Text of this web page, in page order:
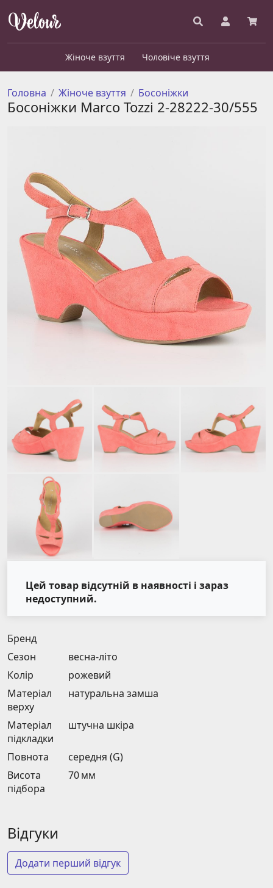
Жіноче взуття Чоловіче взуття
Головна Жіноче взуття Босоніжки
Босоніжки Marco Tozzi 2-28222-30/555
Цей товар відсутній в наявності і зараз
недоступний.
Бренд
Сезон
весна-літо
Колір
рожевий
Матеріал
верху
натуральна замша
Матеріал
підкладки
штучна шкіра
Повнота
середня (G)
Висота
підбора
70 мм
Відгуки
Додати перший відгук